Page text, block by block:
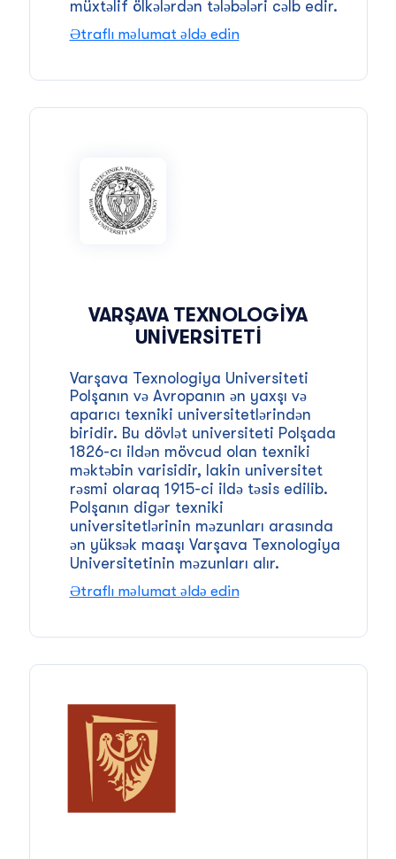
müxtəlif ölkələrdən tələbələri cəlb edir.
Ətraflı məlumat əldə edin
VARŞAVA TEXNOLOGIYA
UNIVERSITETI
Varşava Texnologiya Universiteti
Polşanın və Avropanın ən yaxşı və
aparıcı texniki universitetlərindən
biridir. Bu dövlət universiteti Polşada
1826-cı ildən mövcud olan texniki
məktəbin varisidir, lakin universitet
rəsmi olaraq 1915-ci ildə təsis edilib.
Polşanın digər texniki
universitetlərinin məzunları arasında
ən yüksək maaşı Varşava Texnologiya
Universitetinin məzunları alır.
Ətraflı məlumat əldə edin